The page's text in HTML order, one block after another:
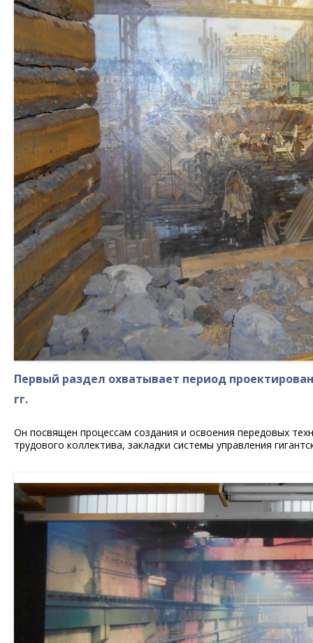
Первый раздел охватывает период
гг.
Он посвящен процессам создания и освоения передовых
трудового коллектива, закладки системы управления